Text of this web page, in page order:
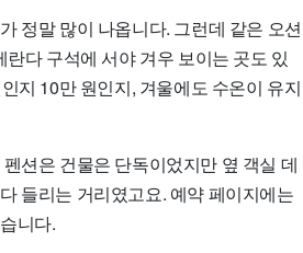
정말 많이 나옵니다. 그런데 같은 오션
다 구석에 서야 겨우 보이는 곳도 있
지 10만 원인지, 겨울에도 수온이 유지
션은 건물은 단독이었지만 옆 객실 데
들리는 거리였고요. 예약 페이지에는
니다.